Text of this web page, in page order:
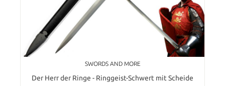
SWORDS AND MORE
Der Herr der Ringe - Ringgeist-Schwert mit Scheide